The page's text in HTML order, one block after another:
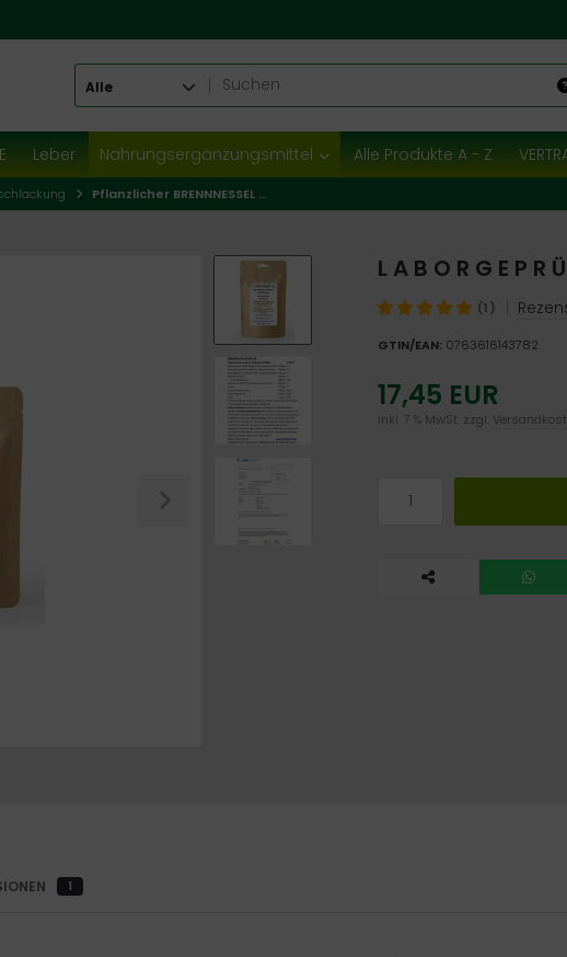
Alle
Leber Nahrungsergänzungsmittel Alle Produkte A - Z
Pflanzlicher BRENNNESSEL KOMPLEX - 360 Filmtabletten vegi Entwässerungstabletten - HÖCHSTE DOSIERUNG
L A B O R G E P R
(1)
GTIN/EAN: 0763616143782
17,45 EUR
inkl. 7 % MwSt. zzgl.
1